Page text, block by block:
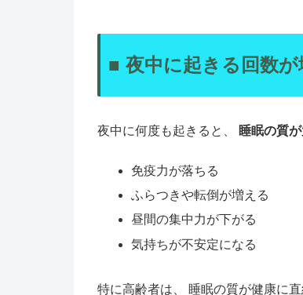
■ 夜中に起きる回数
夜中に何度も起きると、 睡眠の質
免疫力が落ちる
ふらつきや転倒が増える
昼間の集中力が下がる
気持ちが不安定になる
特に高齢者は、 睡眠の質が健康に直